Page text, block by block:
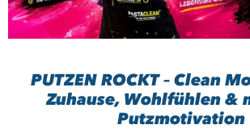
PUTZEN ROCKT – Clean
Zuhause, Wohlfühlen &
Putzmotivation